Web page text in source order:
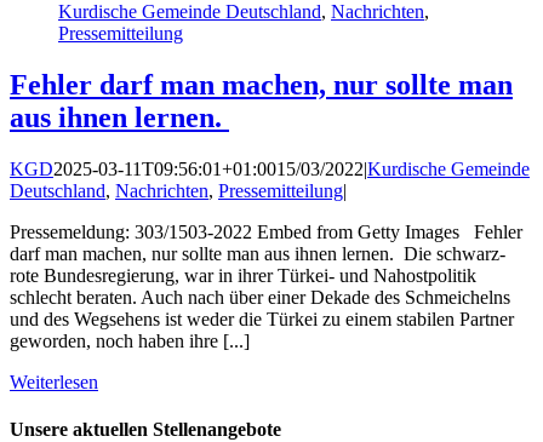
Kurdische Gemeinde Deutschland, Nachrichten,
Pressemitteilung
Fehler darf man machen, nur sollte man
aus ihnen lernen.
KGD2025-03-11T09:56:01+01:0015/03/2022|Kurdische Gemeinde
Deutschland, Nachrichten, Pressemitteilung|
Pressemeldung: 303/1503-2022 Embed from Getty Images Fehler
darf man machen, nur sollte man aus ihnen lernen. Die schwarz-
rote Bundesregierung, war in ihrer Türkei- und Nahostpolitik
schlecht beraten. Auch nach über einer Dekade des Schmeichelns
und des Wegsehens ist weder die Türkei zu einem stabilen Partner
geworden, noch haben ihre [...]
Weiterlesen
Unsere aktuellen Stellenangebote